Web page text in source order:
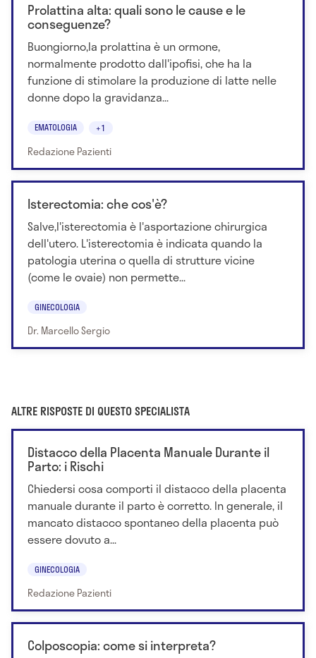
Prolattina alta: quali sono le cause e le
conseguenze?
Buongiorno,la prolattina è un ormone,
normalmente prodotto dall'ipofisi, che ha la
funzione di stimolare la produzione di latte nelle
donne dopo la gravidanza...
EMATOLOGIA +1
Redazione Pazienti
Isterectomia: che cos'è?
Salve,l'isterectomia è l'asportazione chirurgica
dell'utero. L'isterectomia è indicata quando la
patologia uterina o quella di strutture vicine
(come le ovaie) non permette...
GINECOLOGIA
Dr. Marcello Sergio
ALTRE RISPOSTE DI QUESTO SPECIALISTA
Distacco della Placenta Manuale Durante il
Parto: i Rischi
Chiedersi cosa comporti il distacco della placenta
manuale durante il parto è corretto. In generale, il
mancato distacco spontaneo della placenta può
essere dovuto a...
GINECOLOGIA
Redazione Pazienti
Colposcopia: come si interpreta?